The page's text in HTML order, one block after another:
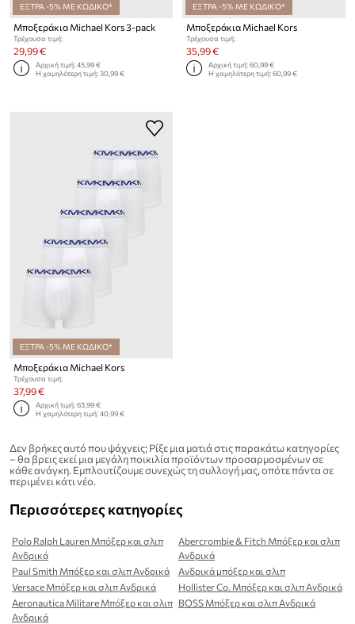
ΕΞΤΡΑ -5% ΜΕ ΚΩΔΙΚΟ*
Μποξεράκια Michael Kors 3-pack
Τρέχουσα τιμή:
29,99 €
Αρχική τιμή:45,99 €
Η χαμηλότερη τιμή:30,99 €
ΕΞΤΡΑ -5% ΜΕ ΚΩΔΙΚΟ*
Μποξεράκια Michael Kors
Τρέχουσα τιμή:
35,99 €
Αρχική τιμή:60,99 €
Η χαμηλότερη τιμή:60,99 €
ΕΞΤΡΑ -5% ΜΕ ΚΩΔΙΚΟ*
Μποξεράκια Michael Kors
Τρέχουσα τιμή:
37,99 €
Αρχική τιμή:63,99 €
Η χαμηλότερη τιμή:40,99 €
Δεν βρήκες αυτό που ψάχνεις; Ρίξε μια ματιά στις παρακάτω κατηγορίες
– θα βρεις εκεί μια μεγάλη ποικιλία προϊόντων προσαρμοσμένων σε
κάθε ανάγκη. Εμπλουτίζουμε συνεχώς τη συλλογή μας, οπότε πάντα σε
περιμένει κάτι νέο.
Περισσότερες κατηγορίες
Polo Ralph Lauren Μπόξερ και σλιπ
Ανδρικά
Abercrombie & Fitch Μπόξερ και σλιπ
Ανδρικά
Paul Smith Μπόξερ και σλιπ Ανδρικά
Ανδρικά μπόξερ και σλιπ
Versace Μπόξερ και σλιπ Ανδρικά
Hollister Co. Μπόξερ και σλιπ Ανδρικά
Aeronautica Militare Μπόξερ και σλιπ
Ανδρικά
BOSS Μπόξερ και σλιπ Ανδρικά